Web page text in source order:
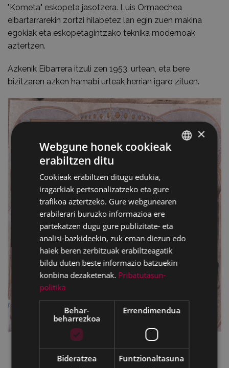
"Kometa" eskopeta jasotzera. Luis Ormaechea
eibartarrarekin zortzi hilabetez lan egin zuen makina
egokiak eta eskopetagintzako teknika modernoak
aztertzen.
Azkenik Eibarrera itzuli zen 1953. urtean, eta bere
bizitzaren azken hamabi urteak herrian igaro zituen.
×
Webgune honek cookieak
erabiltzen ditu
Cookieak erabiltzen ditugu edukia,
iragarkiak pertsonalizatzeko eta gure
trafikoa aztertzeko. Gure webgunearen
erabilerari buruzko informazioa ere
partekatzen dugu gure publizitate- eta
analisi-bazkideekin, zuk eman diezun edo
haiek beren zerbitzuak erabiltzeagatik
bildu duten beste informazio batzuekin
konbina dezaketenak. Pribatutasun-
politika
Behar-
beharrezkoa
Errendimendua
Bideratzea Funtzionaltasuna